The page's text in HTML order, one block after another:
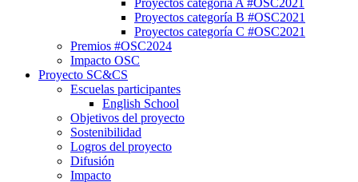
Proyectos categoría A #OSC2021
Proyectos categoría B #OSC2021
Proyectos categoría C #OSC2021
Premios #OSC2024
Impacto OSC
Proyecto SC&CS
Escuelas participantes
English School
Objetivos del proyecto
Sostenibilidad
Logros del proyecto
Difusión
Impacto